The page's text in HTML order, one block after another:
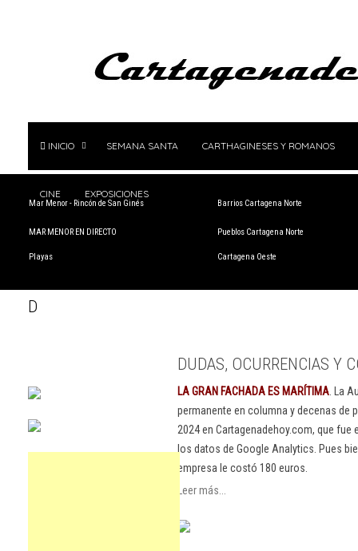
INICIO SEMANA SANTA CARTHAGINESES Y ROMANOS
CINE EXPOSICIONES
Mar Menor - Rincón de San Ginés
MAR MENOR EN DIRECTO
Playas
Barrios Cartagena Norte
Pueblos Cartagena Norte
Cartagena Oeste
D
DUDAS, OCURRENCIAS Y
LA GRAN FACHADA ES MARÍTIMA . La
permanente en columna y decenas
2024 en Cartagenadehoy.com, que
los datos de Google Analytics. Pues
empresa le costó 180 euros.
Leer más...